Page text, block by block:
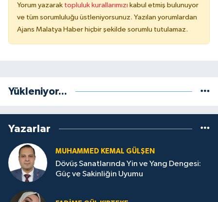
Yorum yazarak topluluk kurallarımızı kabul etmiş bulunuyor
ve tüm sorumluluğu üstleniyorsunuz. Yazılan yorumlardan
Ajans Malatya Haber hiçbir şekilde sorumlu tutulamaz.
Yükleniyor...
Yazarlar
MUHAMMED KEMAL GÜLŞEN
Dövüş Sanatlarında Yin ve Yang Dengesi:
Güç ve Sakinliğin Uyumu